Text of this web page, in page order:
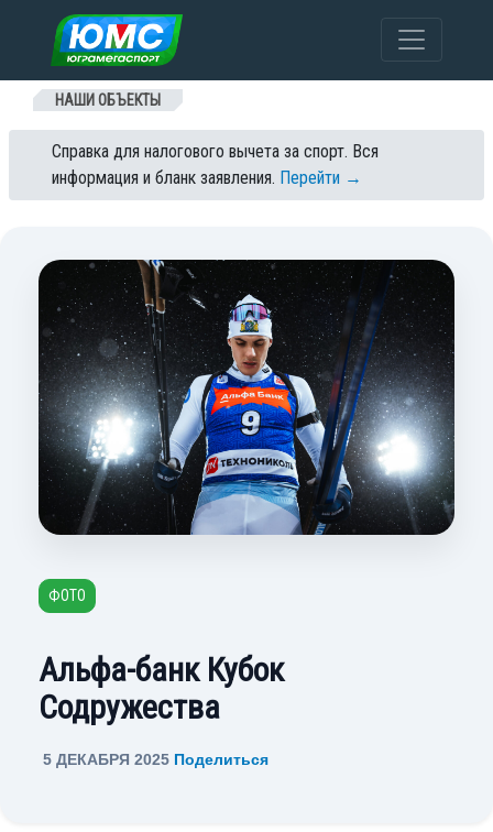
Перейти к содержанию
НАШИ ОБЪЕКТЫ
Справка для налогового вычета за спорт. Вся
информация и бланк заявления. Перейти →
ФОТО
Альфа-банк Кубок
Содружества
5 ДЕКАБРЯ 2025 Поделиться